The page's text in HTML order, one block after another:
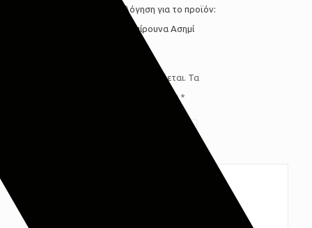
Κάνετε την πρώτη αξιολόγηση για το προϊόν:
“Cryspo Trio Σετ Μαχαιροπίρουνα Ασημί
Η ηλ. διεύθυνση σας δεν δημοσιεύεται. Τα
υποχρεωτικά πεδία σημειώνονται με*